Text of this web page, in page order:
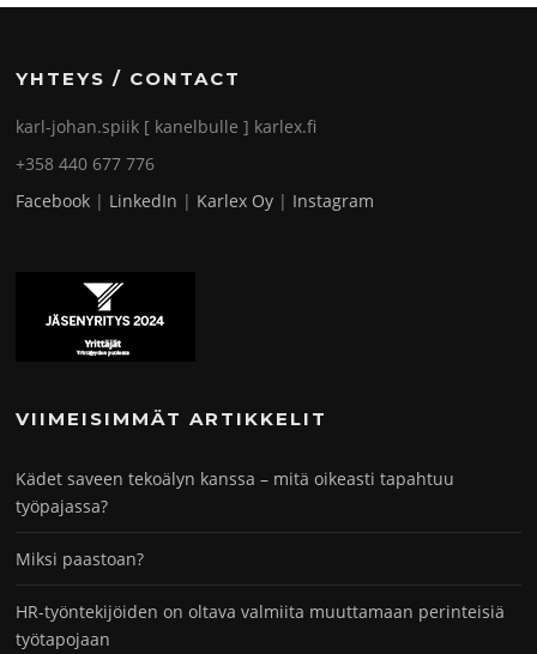
YHTEYS / CONTACT
karl-johan.spiik [ kanelbulle ] karlex.fi
+358 440 677 776
Facebook | LinkedIn | Karlex Oy | Instagram
VIIMEISIMMÄT ARTIKKELIT
Kädet saveen tekoälyn kanssa – mitä oikeasti tapahtuu
työpajassa?
Miksi paastoan?
HR-työntekijöiden on oltava valmiita muuttamaan perinteisiä
työtapojaan